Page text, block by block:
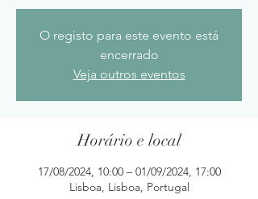
O registo para este evento está
encerrado
Veja outros eventos
Horário e local
17/08/2024, 10:00 – 01/09/2024, 17:00
Lisboa, Lisboa, Portugal